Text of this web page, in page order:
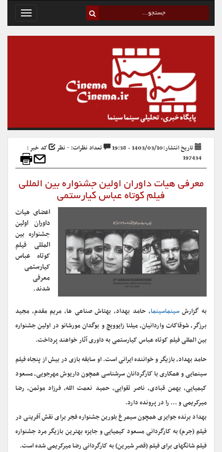
Toggle
تاریخ انتشار:1403/03/10 - 19:38 تعداد نظرات: ۰ نظر
کد خبر :
197434
معرفی هیات داوران اولین جشنواره بین المللی
فیلم کوتاه عباس کیارستمی
اعضای هیات
داوران اولین
جشنواره بین
المللی فیلم
کوتاه عباس
کیارستمی
معرفی
شدند.
به گزارشسینماسینما، حامد بهداد، بهتاش صناعی ها، مریم مقدم، مجید
برزگر، شوقاکات واردانیان، میلنا زایوویچ و بوگدان مورشانو در اولین جشنواره
بین المللی فیلم کوتاه عباس کیارستمی به داوری آثار خواهند پرداخت.
حامد بهداد، بازیگر و خواننده ایرانی است. او سابقه بازی در بیش از پنجاه فیلم
سینمایی و همکاری با کارگردانان سرشناسی همچون داریوش مهرجویی، مسعود
کیمیایی، بهمن قبادی، ناصر تقوایی، حمید نعمت الله، فرزاد موتمن، رضا
میرکریمی و … را در پرونده دارد.
بهداد برنده جوایزی همچون سیمرغ بلورین جشنواره فجر برای نقش آفرینی در
فیلم (جرم) به کارگردانی مسعود کیمیایی و جایزه بهترین بازیگر مرد جشنواره
فیلم شانگهای برای فیلم (قصر شیرین) به کارگردانی رضا میرکریمی شده است.